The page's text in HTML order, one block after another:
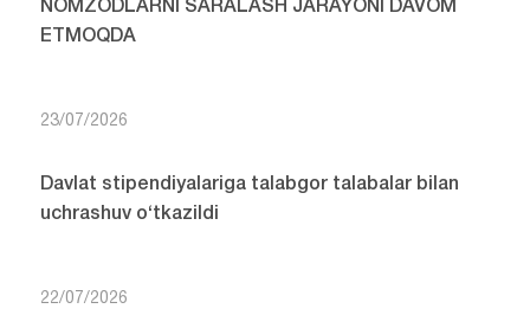
NOMZODLARNI SARALASH JARAYONI DAVOM
ETMOQDA
23/07/2026
Davlat stipendiyalariga talabgor talabalar bilan
uchrashuv o‘tkazildi
22/07/2026